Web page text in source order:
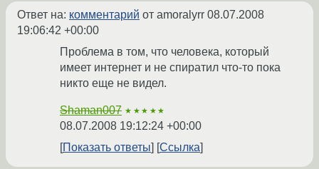
Ответ на: комментарий от amoralyrr 08.07.2008
19:06:42 +00:00
Проблема в том, что человека, который
имеет интернет и не спиратил что-то пока
никто еще не видел.
Shaman007 ★★★★★
08.07.2008 19:12:24 +00:00
Показать ответы
Ссылка